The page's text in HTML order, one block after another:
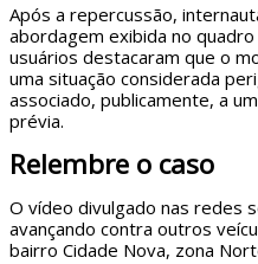
Após a repercussão,
abordagem exibida no
usuários destacaram que o
uma situação considerada
associado, publicamente, a
prévia.
Relembre o caso
O vídeo divulgado nas redes
avançando contra outros
bairro Cidade Nova, zona